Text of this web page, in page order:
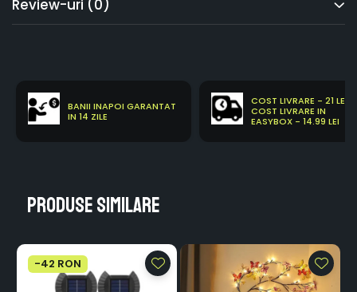
Review-uri (0)
BANII INAPOI GARANTAT
IN 14 ZILE
COST LIVRARE - 21 LEI
COST LIVRARE IN
EASYBOX - 14.99 LEI
Produse similare
-42 RON